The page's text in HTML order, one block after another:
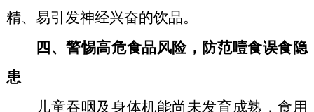
精、易引发神经兴奋的饮品。
四、警惕高危食品风险，防范噎食误食隐
患
儿童吞咽及身体机能尚未发育成熟，食用